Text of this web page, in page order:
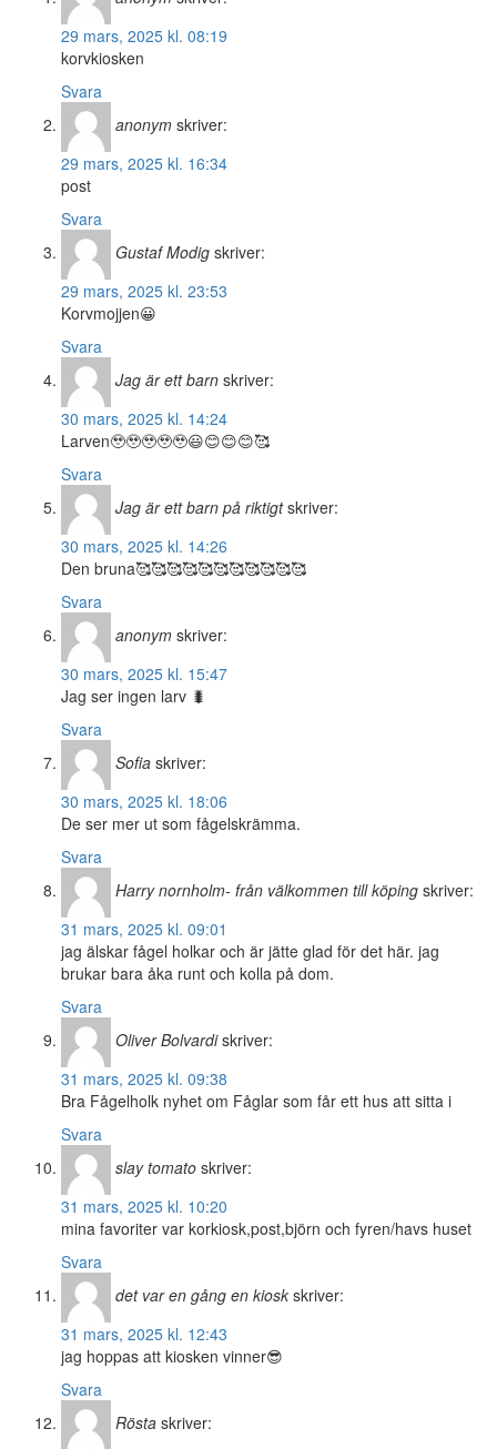
29 mars, 2025 kl. 08:19
korvkiosken
Svara
anonym skriver:
29 mars, 2025 kl. 16:34
post
Svara
Gustaf Modig skriver:
29 mars, 2025 kl. 23:53
Korvmojjen😀
Svara
Jag är ett barn skriver:
30 mars, 2025 kl. 14:24
Larven🥹🥹🥹🥹🥹😃😊😊😊🥰
Svara
Jag är ett barn på riktigt skriver:
30 mars, 2025 kl. 14:26
Den bruna🥰🥰🥰🥰🥰🥰🥰🥰🥰🥰🥰
Svara
anonym skriver:
30 mars, 2025 kl. 15:47
Jag ser ingen larv 🐛
Svara
Sofia skriver:
30 mars, 2025 kl. 18:06
De ser mer ut som fågelskrämma.
Svara
Harry nornholm- från välkommen till köping skriver:
31 mars, 2025 kl. 09:01
jag älskar fågel holkar och är jätte glad för det här. jag
brukar bara åka runt och kolla på dom.
Svara
Oliver Bolvardi skriver:
31 mars, 2025 kl. 09:38
Bra Fågelholk nyhet om Fåglar som får ett hus att sitta i
Svara
slay tomato skriver:
31 mars, 2025 kl. 10:20
mina favoriter var korkiosk,post,björn och fyren/havs huset
Svara
det var en gång en kiosk skriver:
31 mars, 2025 kl. 12:43
jag hoppas att kiosken vinner😎
Svara
Rösta skriver: